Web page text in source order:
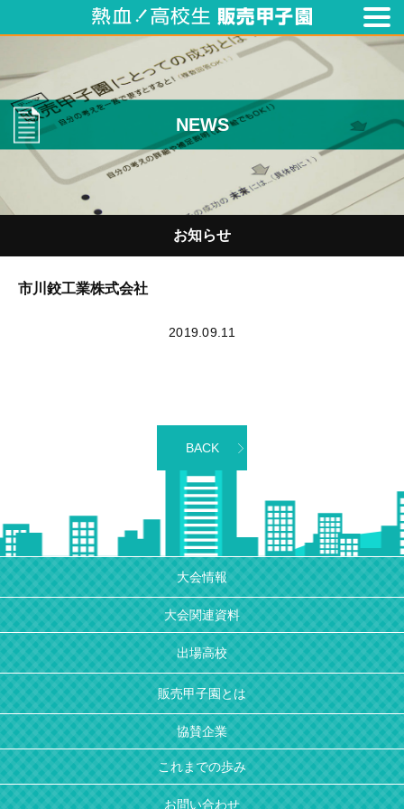
NEWS
お知らせ
市川鉸工業株式会社
2019.09.11
BACK
大会情報
大会関連資料
出場高校
販売甲子園とは
協賛企業
これまでの歩み
お問い合わせ